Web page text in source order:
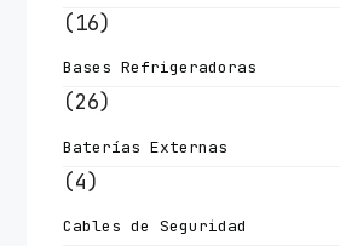
(16)
Bases Refrigeradoras
(26)
Baterías Externas
(4)
Cables de Seguridad